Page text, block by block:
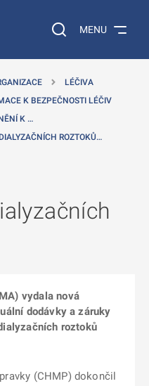
Vyhledávání na
MENU
LÉČIVA
K BEZPEČNOSTI LÉČIV
K …
ROZTOKŮ…
vydala nová
dodávky a záruky
roztoků
(CHMP) dokončil